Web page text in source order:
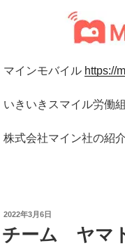
マインモバイル https://
いきいきスマイル労働
株式会社マイン社の紹
投
日:
2022年3月6日
チーム ヤマ